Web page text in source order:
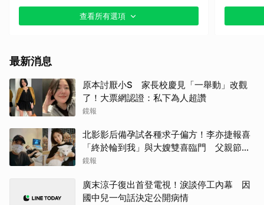
查看所有選項
最新消息
原本討厭小S 家長校慶見「一舉動」改觀
了！大票網認證：私下為人超讚
鏡報
北影影后備孕試各種求子偏方！李亦捷報喜
「終於輪到我」與大嫂雙喜臨門 父親節喊
話亡父：他一定在笑
鏡報
廣末涼子復出首登電視！淚談停工內幕 因
國中兒一句話決定公開病情